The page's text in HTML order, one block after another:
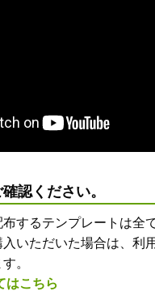
認ください。
するテンプレートは全
いただいた場合は、利
。
はこちら